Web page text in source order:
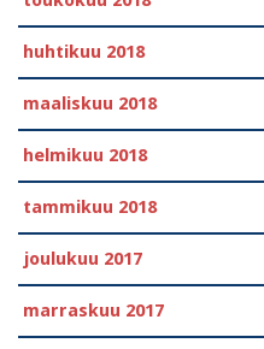
huhtikuu 2018
maaliskuu 2018
helmikuu 2018
tammikuu 2018
joulukuu 2017
marraskuu 2017